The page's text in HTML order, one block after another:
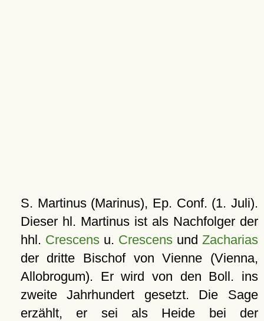
S. Martinus (Marinus), Ep. Conf. (1. Juli).
Dieser hl. Martinus ist als Nachfolger der
hhl. Crescensu. CrescensundZacharias
der dritte Bischof von Vienne (Vienna,
Allobrogum). Er wird von den Boll. ins
zweite Jahrhundert gesetzt. Die Sage
erzählt, er sei als Heide bei der